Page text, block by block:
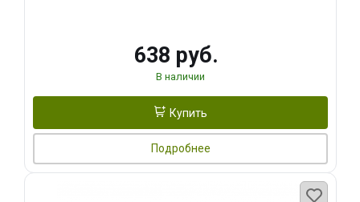
638 руб.
В наличии
Купить
Подробнее